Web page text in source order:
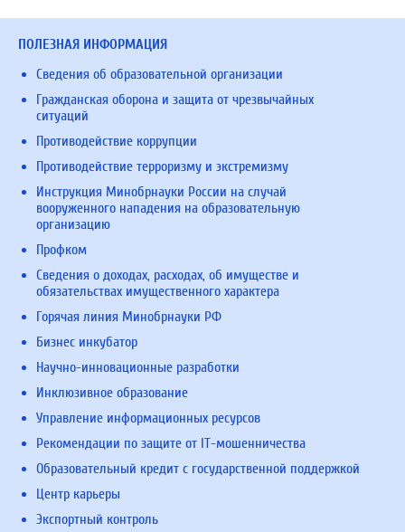
ПОЛЕЗНАЯ ИНФОРМАЦИЯ
Сведения об образовательной организации
Гражданская оборона и защита от чрезвычайных
ситуаций
Противодействие коррупции
Противодействие терроризму и экстремизму
Инструкция Минобрнауки России на случай
вооруженного нападения на образовательную
организацию
Профком
Сведения о доходах, расходах, об имуществе и
обязательствах имущественного характера
Горячая линия Минобрнауки РФ
Бизнес инкубатор
Научно-инновационные разработки
Инклюзивное образование
Управление информационных ресурсов
Рекомендации по защите от IT-мошенничества
Образовательный кредит с государственной поддержкой
Центр карьеры
Экспортный контроль